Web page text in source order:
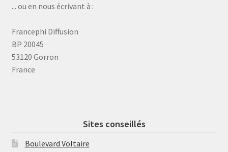
... ou en nous écrivant à :
Francephi Diffusion
BP 20045
53120 Gorron
France
Sites conseillés
Boulevard Voltaire